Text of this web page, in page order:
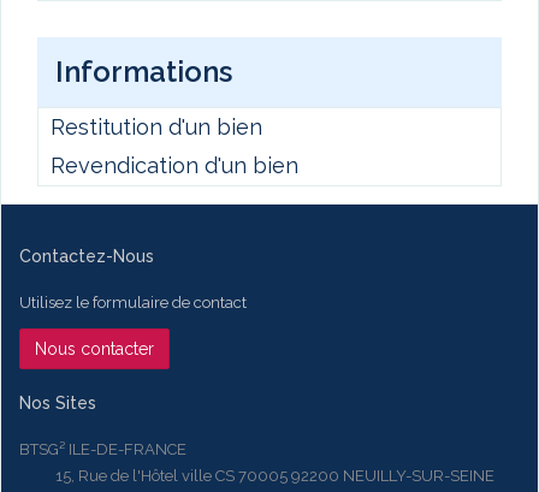
Informations
Restitution d'un bien
Revendication d'un bien
Contactez-Nous
Utilisez le formulaire de contact
Nous contacter
Nos Sites
BTSG² ILE-DE-FRANCE
15, Rue de l'Hôtel ville CS 70005 92200 NEUILLY-SUR-SEINE